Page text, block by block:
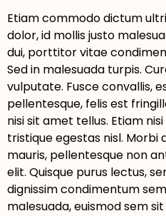
Etiam commodo dictum
dolor, id mollis justo
dui, porttitor vitae
Sed in malesuada turpis.
vulputate. Fusce convallis,
pellentesque, felis est
nisi sit amet tellus. Etiam
tristique egestas nisl. Morbi
mauris, pellentesque non
elit. Quisque purus lectus,
dignissim condimentum
malesuada, euismod sem